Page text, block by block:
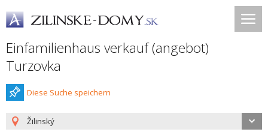
Einfamilienhaus verkauf (angebot)
Turzovka
Diese Suche speichern
Žilinský